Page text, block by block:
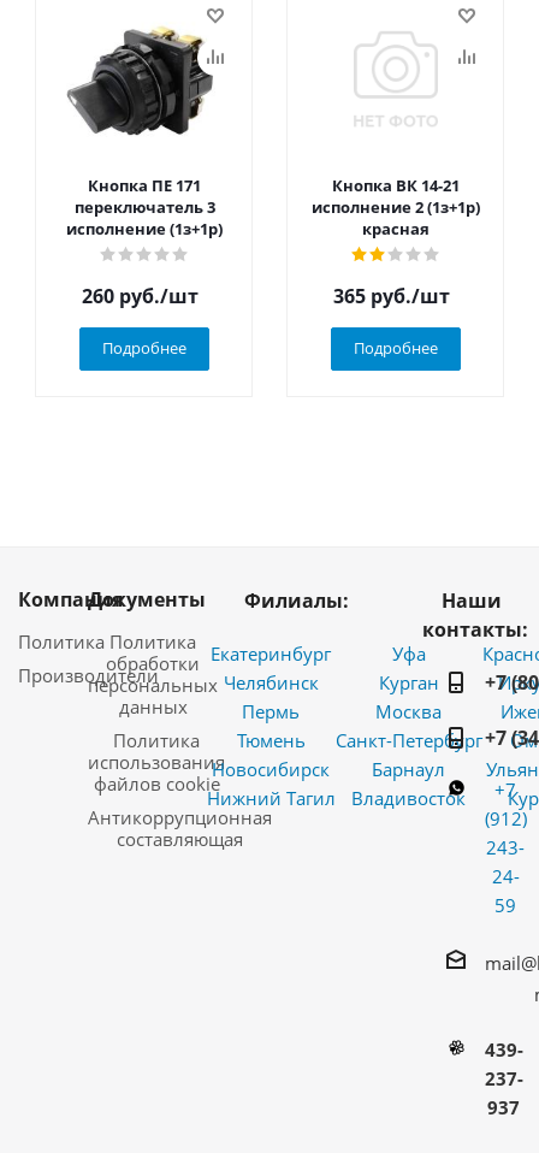
Кнопка ПЕ 171
переключатель 3
исполнение (1з+1р)
260 руб./шт
Подробнее
Кнопка ВК 14-21
исполнение 2 (1з+1р)
красная
365 руб./шт
Подробнее
Компания
Политика
Производители
Документы
Политика
обработки
персональных
данных
Политика
использования
файлов cookie
Антикоррупционная
составляющая
Филиалы:
Екатеринбург
Челябинск
Пермь
Тюмень
Новосибирск
Нижний Тагил
Уфа
Курган
Москва
Санкт-Петербург
Барнаул
Владивосток
Наши
контакты:
+7
+7
+7
(912)
243-
24-
59
439-
237-
937